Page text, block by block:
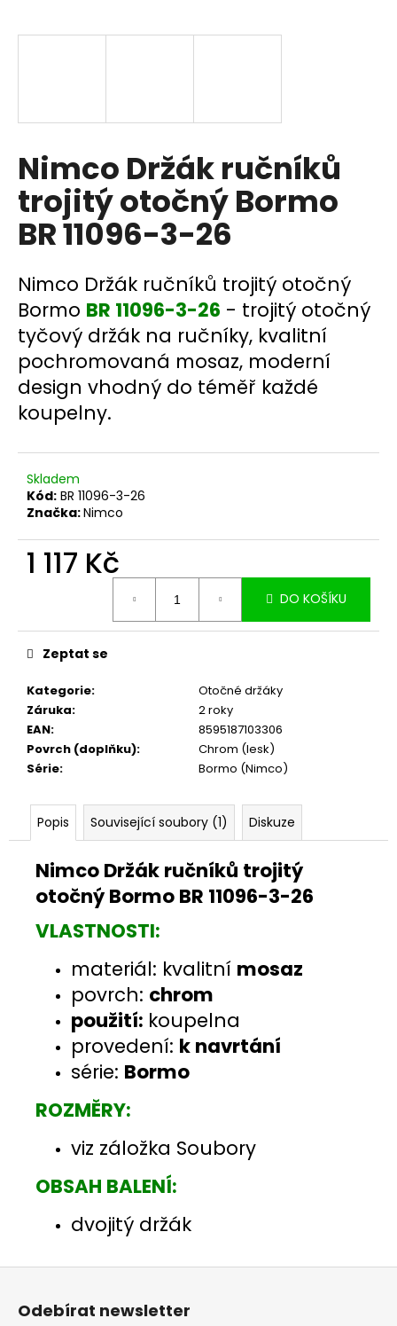
Nimco Držák ručníků
trojitý otočný Bormo
BR 11096-3-26
Nimco Držák ručníků trojitý otočný
Bormo BR 11096-3-26 - trojitý otočný
tyčový držák na ručníky, kvalitní
pochromovaná mosaz, moderní
design vhodný do téměř každé
koupelny.
Skladem
Kód: BR 11096-3-26
Značka:Nimco
1 117 Kč
DO KOŠÍKU
Kategorie:
Otočné držáky
Záruka:
2 roky
EAN:
8595187103306
Povrch (doplňku):
Chrom (lesk)
Série: Bormo (Nimco)
Zeptat se
Popis Související soubory (1) Diskuze
Nimco Držák ručníků trojitý
otočný Bormo BR 11096-3-26
VLASTNOSTI:
materiál: kvalitní mosaz
povrch: chrom
použití: koupelna
provedení: k navrtání
série: Bormo
ROZMĚRY:
viz záložka Soubory
OBSAH BALENÍ:
dvojitý držák
j
?
HLEDAT
D
o
p
o
r
u
č
u
e
m
e
Z
Odebírat newsletter